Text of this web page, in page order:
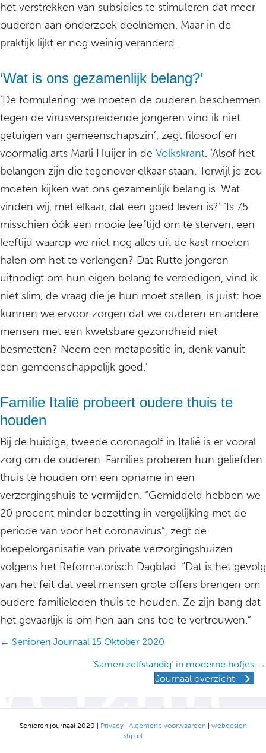
het verstrekken van subsidies te stimuleren dat meer
ouderen aan onderzoek deelnemen. Maar in de
praktijk lijkt er nog weinig veranderd.
‘Wat is ons gezamenlijk belang?’
‘De formulering: we moeten de ouderen beschermen
tegen de virusverspreidende jongeren vind ik niet
getuigen van gemeenschapszin’, zegt filosoof en
voormalig arts Marli Huijer in de Volkskrant. ‘Alsof het
belangen zijn die tegenover elkaar staan. Terwijl je zou
moeten kijken wat ons gezamenlijk belang is. Wat
vinden wij, met elkaar, dat een goed leven is?’ ‘Is 75
misschien óók een mooie leeftijd om te sterven, een
leeftijd waarop we niet nog alles uit de kast moeten
halen om het te verlengen? Dat Rutte jongeren
uitnodigt om hun eigen belang te verdedigen, vind ik
niet slim, de vraag die je hun moet stellen, is juist: hoe
kunnen we ervoor zorgen dat we ouderen en andere
mensen met een kwetsbare gezondheid niet
besmetten? Neem een metapositie in, denk vanuit
een gemeenschappelijk goed.’
Familie Italië probeert oudere thuis te
houden
Bij de huidige, tweede coronagolf in Italië is er vooral
zorg om de ouderen. Families proberen hun geliefden
thuis te houden om een opname in een
verzorgingshuis te vermijden. “Gemiddeld hebben we
20 procent minder bezetting in vergelijking met de
periode van voor het coronavirus”, zegt de
koepelorganisatie van private verzorgingshuizen
volgens het Reformatorisch Dagblad. “Dat is het gevolg
van het feit dat veel mensen grote offers brengen om
oudere familieleden thuis te houden. Ze zijn bang dat
het gevaarlijk is om hen aan ons toe te vertrouwen.”
Posts
← Senioren Journaal 15 Oktober 2020
‘Samen zelfstandig’ in moderne hofjes →
Journaal overzicht
Senioren journaal 2020 | Privacy| Algemene voorwaarden| webdesign
stip.nl